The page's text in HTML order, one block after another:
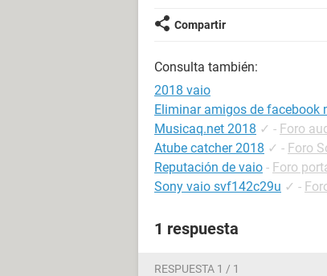
Compartir
Consulta también:
2018 vaio
Eliminar amigos de facebook
Musicaq.net 2018 ✓ - Foro
Atube catcher 2018 ✓ - Foro
Reputación de vaio - Foro
Sony vaio svf142c29u ✓ -
1 respuesta
RESPUESTA 1 / 1